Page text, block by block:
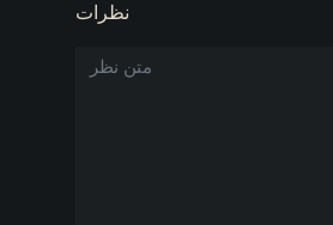
نظرات